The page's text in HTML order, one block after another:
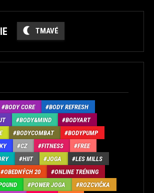
TMAVÉ
BODY CORE
BODY REFRESH
BODY&MIND
BODYART
BODYCOMBAT
BODYPUMP
CZ FITNESS
FREE
HIIT JOGA
LES MILLS
OBEDNÝCH 20
ONLINE TRÉNING
POWER JOGA
ROZCVIČKA